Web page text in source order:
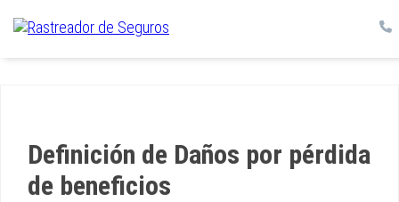
Definición de Daños por pérdida
de beneficios